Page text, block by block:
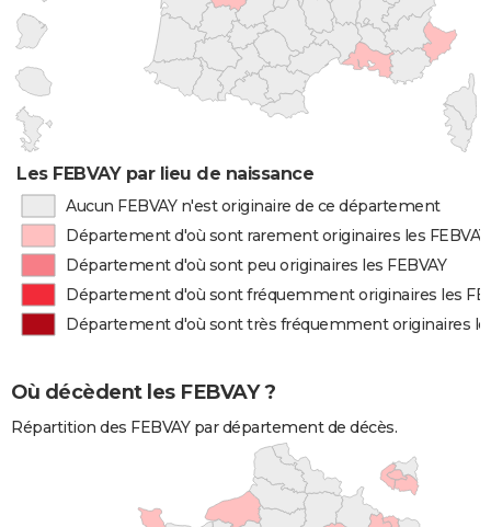
Les FEBVAY par lieu de naissance
Aucun FEBVAY n'est originaire de ce département
Département d'où sont rarement originaires les FEBVAY
Département d'où sont peu originaires les FEBVAY
Département d'où sont fréquemment originaires les
Département d'où sont très fréquemment originaires
Où décèdent les FEBVAY ?
Répartition des FEBVAY par département de décès.